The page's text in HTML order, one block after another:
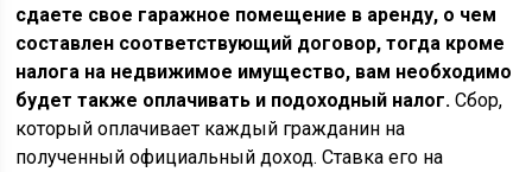
сдаете свое гаражное помещение в аренду, о чем
составлен соответствующий договор, тогда кроме
налога на недвижимое имущество, вам необходимо
будет также оплачивать и подоходный налог. Сбор,
который оплачивает каждый гражданин на
полученный официальный доход. Ставка его на